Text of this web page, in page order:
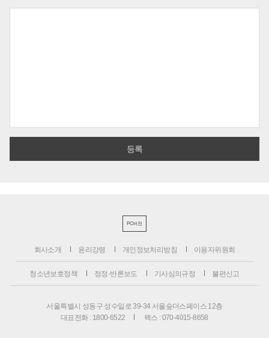
PC버전
회사소개 윤리강령 개인정보처리방침 이용자위원회
청소년보호정책 정정·반론보도 기사심의규정 불편신고
서울특별시 성동구 성수일로 39-34 서울숲더스페이스 12층
대표전화 : 1800-6522
팩스 : 070-4015-8658